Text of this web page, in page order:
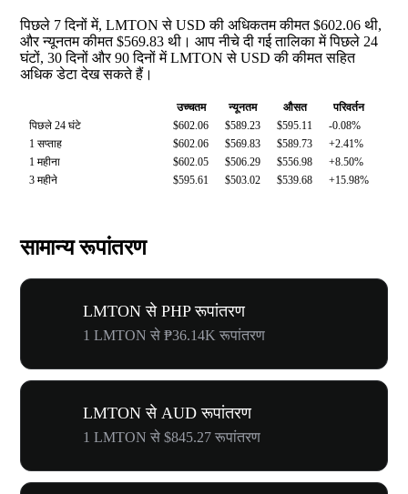
पिछले 7 दिनों में, LMTON से USD की अधिकतम कीमत $602.06 थी,
और न्यूनतम कीमत $569.83 थी। आप नीचे दी गई तालिका में पिछले 24
घंटों, 30 दिनों और 90 दिनों में LMTON से USD की कीमत सहित
अधिक डेटा देख सकते हैं।
उच्चतम न्यूनतम औसत
परिवर्तन
पिछले 24 घंटे
$602.06 $589.23 $595.11
-0.08%
1 सप्ताह
$602.06 $569.83 $589.73
+2.41%
1 महीना
$602.05 $506.29 $556.98
+8.50%
3 महीने
$595.61 $503.02 $539.68 +15.98%
सामान्य रूपांतरण
LMTON से PHP रूपांतरण
1 LMTON से ₱36.14K रूपांतरण
LMTON से AUD रूपांतरण
1 LMTON से $845.27 रूपांतरण